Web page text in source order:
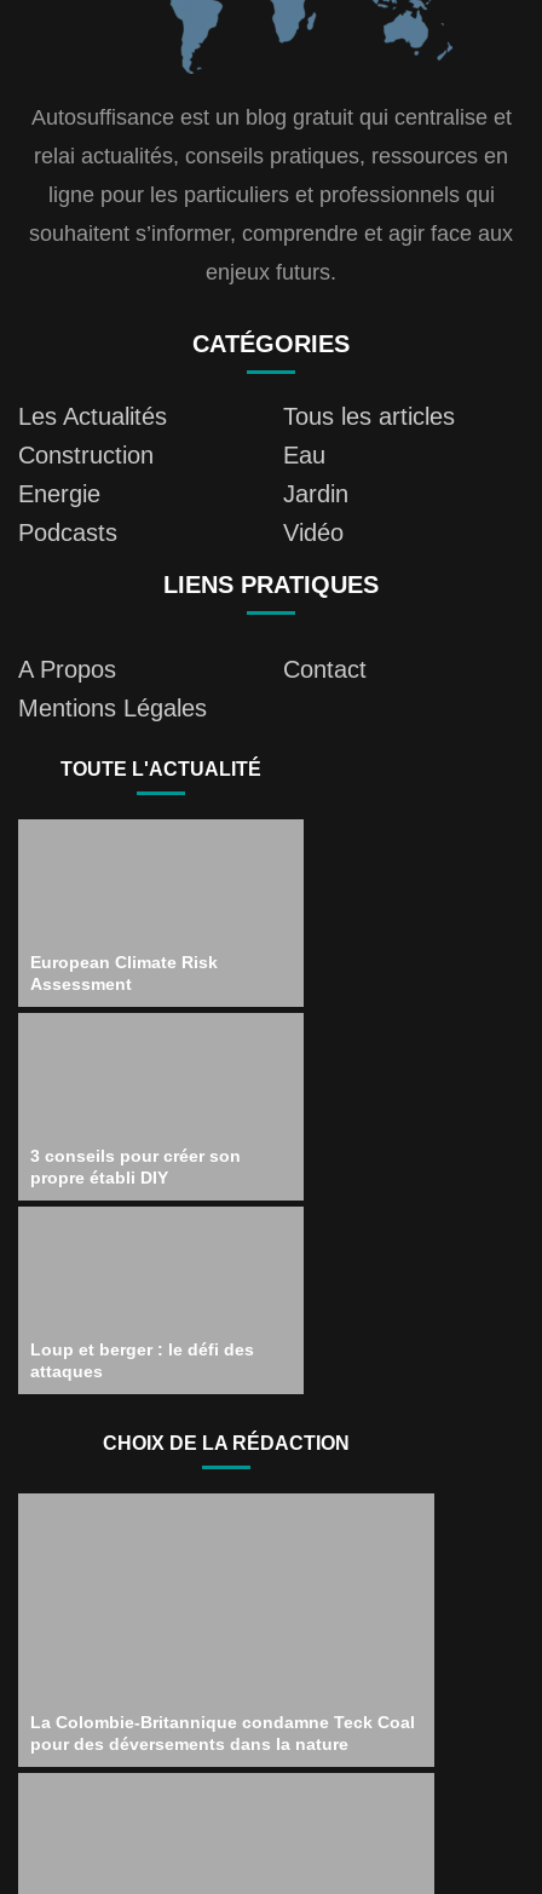
Autosuffisance est un blog gratuit qui centralise et
relai actualités, conseils pratiques, ressources en
ligne pour les particuliers et professionnels qui
souhaitent s’informer, comprendre et agir face aux
enjeux futurs.
CATÉGORIES
Les Actualités
Tous les articles
Construction
Eau
Energie
Jardin
Podcasts
Vidéo
LIENS PRATIQUES
A Propos
Contact
Mentions Légales
TOUTE L'ACTUALITÉ
European Climate Risk
Assessment
3 conseils pour créer son
propre établi DIY
Loup et berger : le défi des
attaques
CHOIX DE LA RÉDACTION
La Colombie-Britannique condamne Teck Coal
pour des déversements dans la nature